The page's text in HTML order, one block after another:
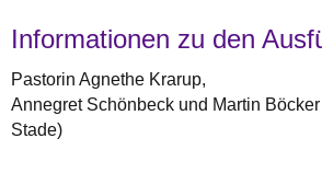
Informationen zu den
Pastorin Agnethe Krarup,
Annegret Schönbeck und Martin
Stade)